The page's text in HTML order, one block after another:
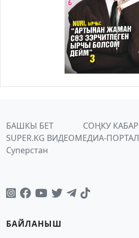
БАШКЫ БЕТ СОҢКУ КАБАР
SUPER.KG ВИДЕОМЕДИА-ПОРТАЛ
Суперстан
БАЙЛАНЫШ